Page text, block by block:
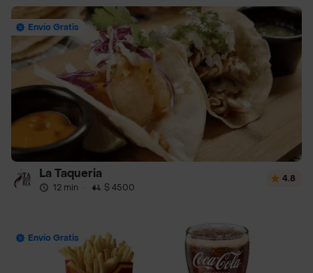
Envío Gratis
La Taqueria
12 min · $ 4500
4.8
Envío Gratis